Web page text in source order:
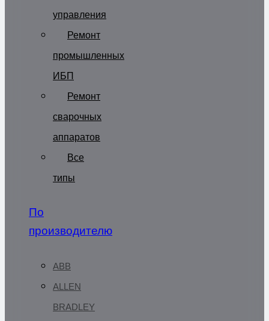
управления
Ремонт
промышленных
ИБП
Ремонт
сварочных
аппаратов
Все
типы
По
производителю
ABB
ALLEN
BRADLEY